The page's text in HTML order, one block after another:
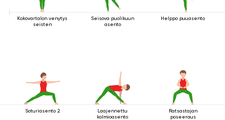
Kokovartalon venytys
seisten
Seisova puolikuun
asento
Helppo puuasento
Soturiasento 2
Laajennettu
kolmioasento
Ratsastajan
poseeraus